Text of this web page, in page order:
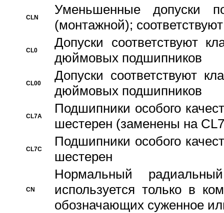
CLN
Уменьшенные
(монтажной);
CL0
Допуски соответствуют
дюймовых подшипников
CL00
Допуски соответствуют
дюймовых подшипников
CL7A
Подшипники особого
шестерен (заменены на
CL7C
Подшипники особого
шестерен
CN
Hормальный
используется только в
обозначающих суженное